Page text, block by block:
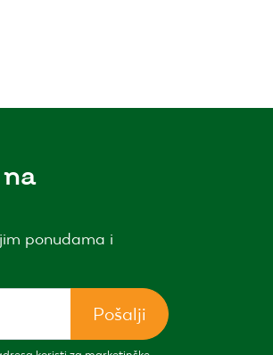
ponudama i
Pošalji